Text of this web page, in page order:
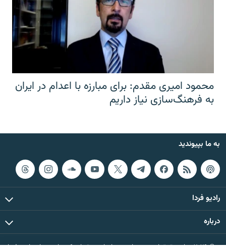
محمود امیری مقدم: برای مبارزه با اعدام در ایران
به فرهنگ‌سازی نیاز داریم
به ما بپیوندید
رادیو فردا
درباره